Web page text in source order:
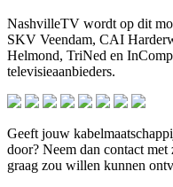
NashvilleTV wordt op dit
SKV Veendam, CAI
Helmond, TriNed en
televisieaanbieders.
Geeft jouw
door? Neem dan contact
graag zou willen kunnen